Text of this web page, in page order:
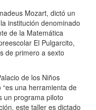
Mozart, dictó un
institución denominado
de la Matemática
El Pulgarcito,
de primero a sexto
de los Niños
una herramienta de
un programa piloto
este taller es dictado